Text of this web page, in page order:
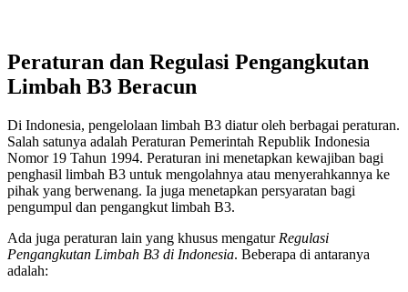
Peraturan dan Regulasi Pengangkutan
Limbah B3 Beracun
Di Indonesia, pengelolaan limbah B3 diatur oleh berbagai peraturan.
Salah satunya adalah Peraturan Pemerintah Republik Indonesia
Nomor 19 Tahun 1994. Peraturan ini menetapkan kewajiban bagi
penghasil limbah B3 untuk mengolahnya atau menyerahkannya ke
pihak yang berwenang. Ia juga menetapkan persyaratan bagi
pengumpul dan pengangkut limbah B3.
Ada juga peraturan lain yang khusus mengatur Regulasi
Pengangkutan Limbah B3 di Indonesia. Beberapa di antaranya
adalah: